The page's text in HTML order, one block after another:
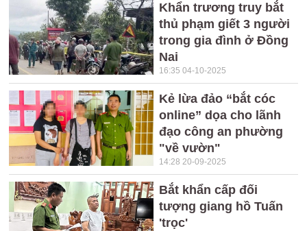
Khẩn trương truy bắt
thủ phạm giết 3 người
trong gia đình ở Đồng
Nai
16:35 04-10-2025
Kẻ lừa đảo “bắt cóc
online” dọa cho lãnh
đạo công an phường
"về vườn"
14:28 20-09-2025
Bắt khẩn cấp đối
tượng giang hồ Tuấn
'trọc'